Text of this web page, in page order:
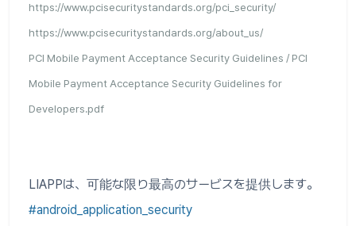
https://www.pcisecuritystandards.org/pci_security/
https://www.pcisecuritystandards.org/about_us/
PCI Mobile Payment Acceptance Security Guidelines / PCI
Mobile Payment Acceptance Security Guidelines for
Developers.pdf
LIAPPは、可能な限り最高のサービスを提供します。
#android_application_security